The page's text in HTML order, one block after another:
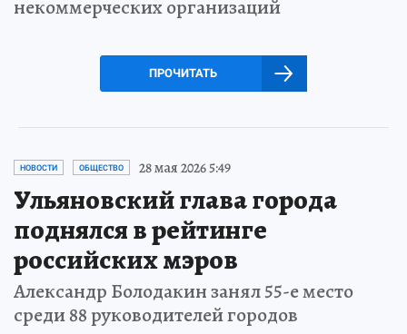
некоммерческих организаций
ПРОЧИТАТЬ
НОВОСТИ ОБЩЕСТВО 28 мая 2026 5:49
Ульяновский глава города
поднялся в рейтинге
российских мэров
Александр Болодакин занял 55-е место
среди 88 руководителей городов